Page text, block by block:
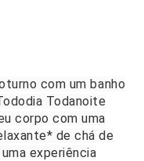
com um banho
Todanoite
corpo com uma
de chá de
experiência